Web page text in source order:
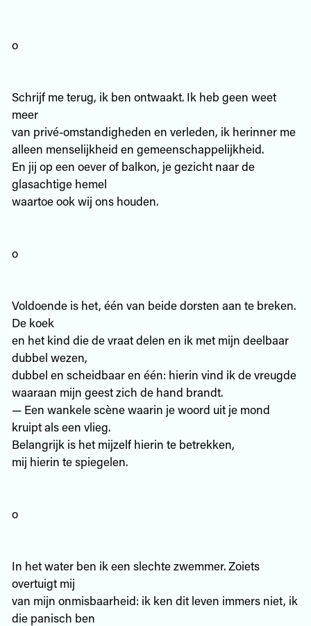
o
Schrijf me terug, ik ben ontwaakt. Ik heb geen weet
meer
van privé-omstandigheden en verleden, ik herinner me
alleen menselijkheid en gemeenschappelijkheid.
En jij op een oever of balkon, je gezicht naar de
glasachtige hemel
waartoe ook wij ons houden.
o
Voldoende is het, één van beide dorsten aan te breken.
De koek
en het kind die de vraat delen en ik met mijn deelbaar
dubbel wezen,
dubbel en scheidbaar en één: hierin vind ik de vreugde
waaraan mijn geest zich de hand brandt.
— Een wankele scène waarin je woord uit je mond
kruipt als een vlieg.
Belangrijk is het mijzelf hierin te betrekken,
mij hierin te spiegelen.
o
In het water ben ik een slechte zwemmer. Zoiets
overtuigt mij
van mijn onmisbaarheid: ik ken dit leven immers niet, ik
die panisch ben